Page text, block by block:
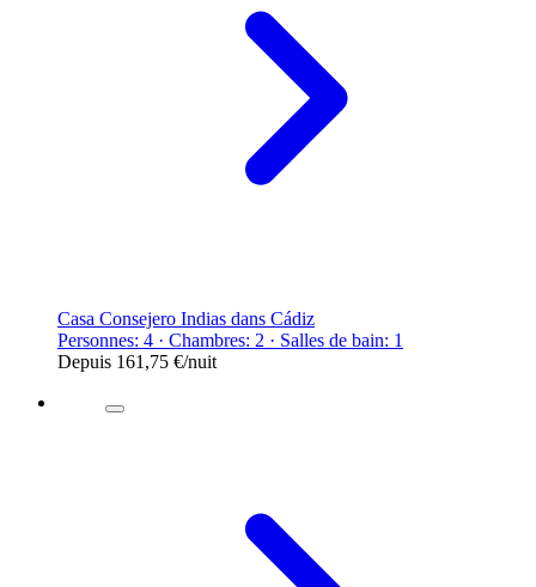
Casa Consejero Indias dans Cádiz
Personnes: 4 · Chambres: 2 · Salles de bain: 1
Depuis 161,75 €/nuit